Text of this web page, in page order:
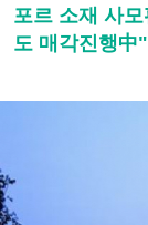
포르 소재 사
도 매각진행中"